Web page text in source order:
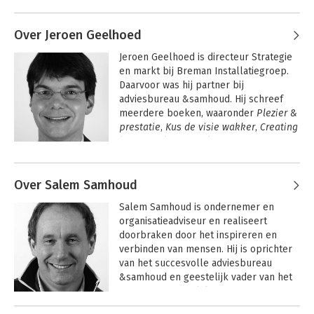
werkplek
Over Jeroen Geelhoed
Jeroen Geelhoed is directeur Strategie
en markt bij Breman Installatiegroep.
Daarvoor was hij partner bij
adviesbureau &samhoud. Hij schreef
meerdere boeken, waaronder Plezier &
prestatie, Kus de visie wakker, Creating
Geelhoed
Over Salem Samhoud
Salem Samhoud is ondernemer en
organisatieadviseur en realiseert
doorbraken door het inspireren en
verbinden van mensen. Hij is oprichter
van het succesvolle adviesbureau
&samhoud en geestelijk vader van het